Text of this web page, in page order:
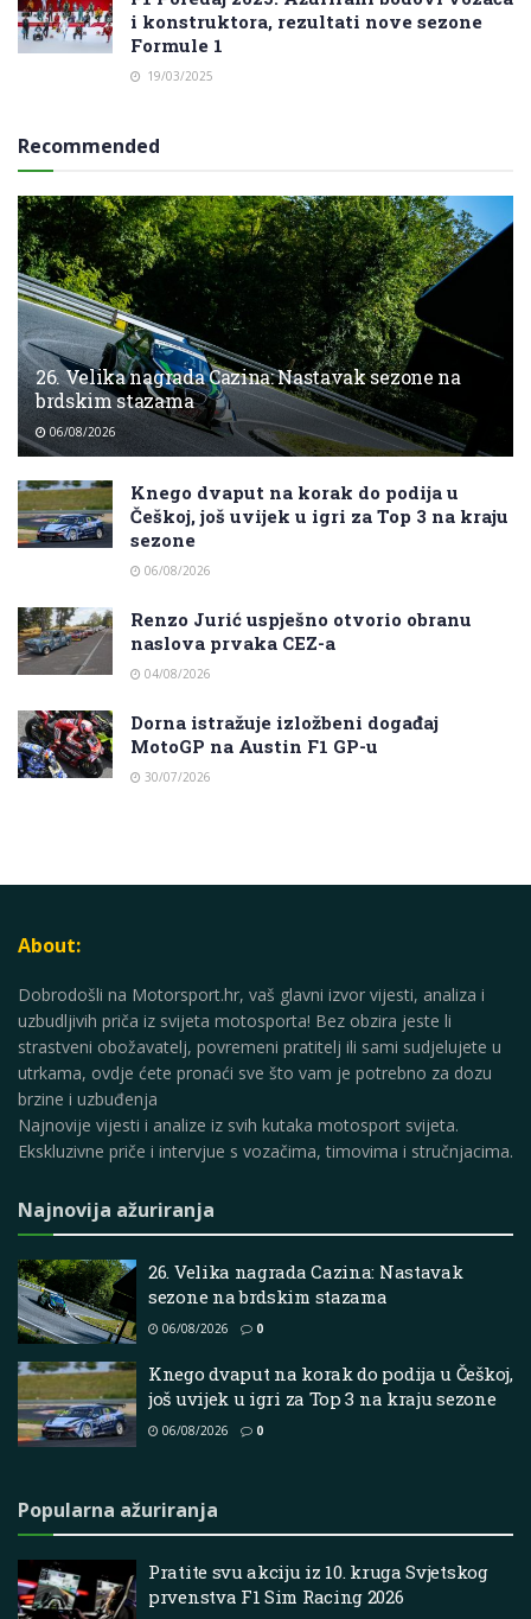
i konstruktora, rezultati nove sezone
Formule 1
19/03/2025
Recommended
26. Velika nagrada Cazina: Nastavak sezone na
brdskim stazama
06/08/2026
Knego dvaput na korak do podija u
Češkoj, još uvijek u igri za Top 3 na kraju
sezone
06/08/2026
Renzo Jurić uspješno otvorio obranu
naslova prvaka CEZ-a
04/08/2026
Dorna istražuje izložbeni događaj
MotoGP na Austin F1 GP-u
30/07/2026
About:
Dobrodošli na Motorsport.hr, vaš glavni izvor vijesti, analiza i
uzbudljivih priča iz svijeta motosporta! Bez obzira jeste li
strastveni obožavatelj, povremeni pratitelj ili sami sudjelujete u
utrkama, ovdje ćete pronaći sve što vam je potrebno za dozu
brzine i uzbuđenja
Najnovije vijesti i analize iz svih kutaka motosport svijeta.
Ekskluzivne priče i intervjue s vozačima, timovima i stručnjacima.
Najnovija ažuriranja
26. Velika nagrada Cazina: Nastavak
sezone na brdskim stazama
06/08/2026 0
Knego dvaput na korak do podija u Češkoj,
još uvijek u igri za Top 3 na kraju sezone
06/08/2026 0
Popularna ažuriranja
Pratite svu akciju iz 10. kruga Svjetskog
prvenstva F1 Sim Racing 2026